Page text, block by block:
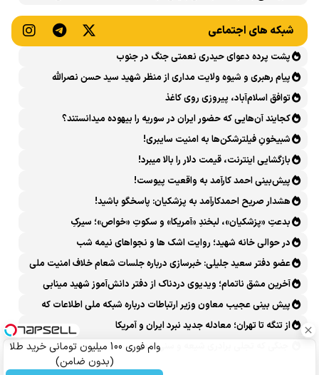
وام فوری 100 میلیون تومانی خرید طلا
(بدون ضامن)
شبکه های اجتماعی
پشت پرده دعوای حیدری نعمتی جنگ در جنوب
پیام رهبری و شیوه ولایت مداری از منظر شهید سید حسن نصرالله
توافق اسلام‌آباد، پیروزی روی کاغذ
کجایند آن‌هایی که حضور ایران در سوریه را بیهوده میدانستند؟
شبیخونِ فیلترشکن‌ها به امنیت سایبری!
بازگشایی اینترنت، قیمت دلار را بالا میبرد!
پیش‌بینی احمد کارآمد به واقعیت پیوست!
هشدار صریح احمدکارآمد به پزشکیان: پاسخگو باشید!
بدعتِ «پزشکیان»، لبخندِ «آمریکا» و سکوتِ «خواص»؛ سیرکِ
قانون‌گریزی در روز روشن!
در حوالی خانه شهید؛ روایت اشک ها و نجواهای نیمه شب
عضو دفتر سعید جلیلی: خبرسازی درباره جلسات شعام خلاف امنیت ملی
است
آخرین مشق ناتمام؛ ویدیوی دردناک از دفتر دانش‌آموز شهید مینابی
پربازدید شد
پیش بینی عجیب معاون وزیر ارتباطات درباره شبکه ملی اطلاعات که
محقق هم نشد!
از تنگه تا تهران؛ معادله جدید نبرد ایران و آمریکا
جنگی که تجلی برادری شیعه و سنی شد